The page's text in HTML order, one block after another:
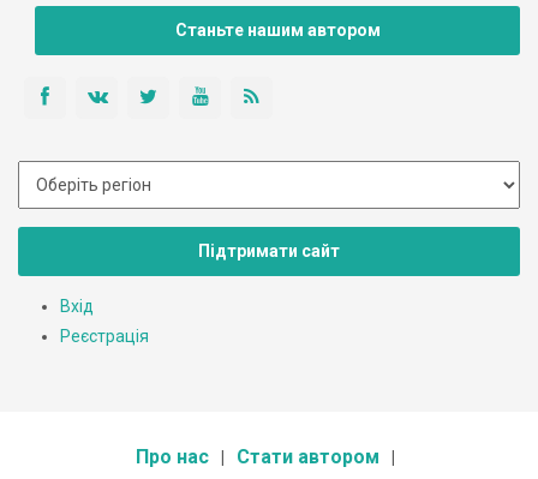
Станьте нашим автором
Підтримати сайт
Вхід
Реєстрація
Про нас Стати автором